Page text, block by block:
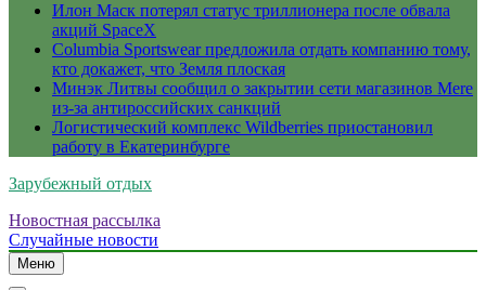
Илон Маск потерял статус триллионера после обвала
акций SpaceX
Columbia Sportswear предложила отдать компанию тому,
кто докажет, что Земля плоская
Минэк Литвы сообщил о закрытии сети магазинов Mere
из-за антироссийских санкций
Логистический комплекс Wildberries приостановил
работу в Екатеринбурге
Зарубежный отдых
Новостная рассылка
Случайные новости
Меню